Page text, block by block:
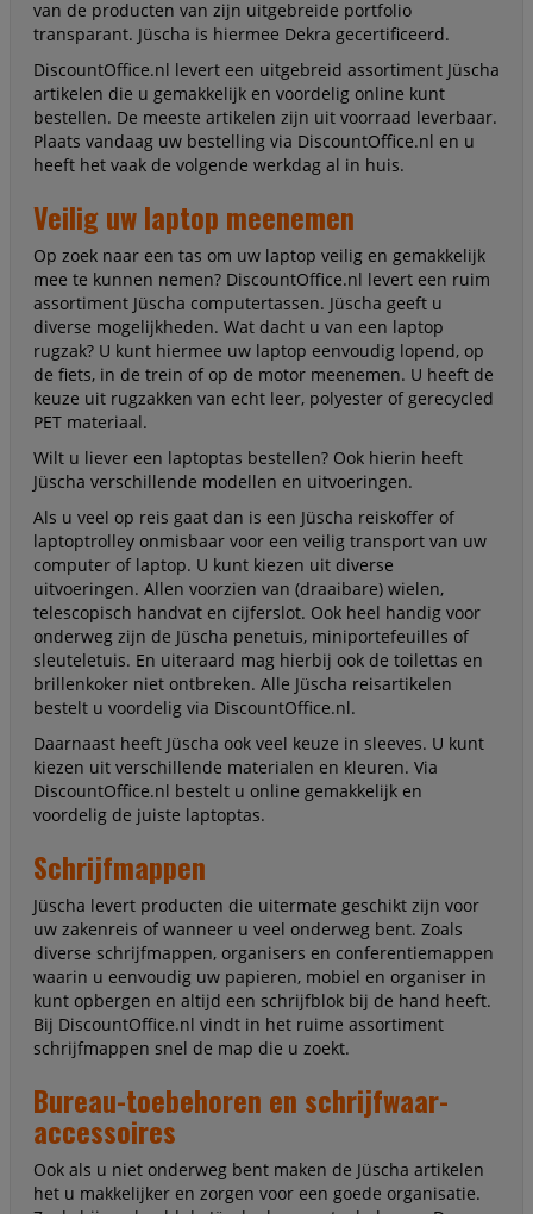
van de producten van zijn uitgebreide portfolio
transparant. Jüscha is hiermee Dekra gecertificeerd.
DiscountOffice.nl levert een uitgebreid assortiment Jüscha
artikelen die u gemakkelijk en voordelig online kunt
bestellen. De meeste artikelen zijn uit voorraad leverbaar.
Plaats vandaag uw bestelling via DiscountOffice.nl en u
heeft het vaak de volgende werkdag al in huis.
Veilig uw laptop meenemen
Op zoek naar een tas om uw laptop veilig en gemakkelijk
mee te kunnen nemen? DiscountOffice.nl levert een ruim
assortiment Jüscha computertassen. Jüscha geeft u
diverse mogelijkheden. Wat dacht u van een laptop
rugzak? U kunt hiermee uw laptop eenvoudig lopend, op
de fiets, in de trein of op de motor meenemen. U heeft de
keuze uit rugzakken van echt leer, polyester of gerecycled
PET materiaal.
Wilt u liever een laptoptas bestellen? Ook hierin heeft
Jüscha verschillende modellen en uitvoeringen.
Als u veel op reis gaat dan is een Jüscha reiskoffer of
laptoptrolley onmisbaar voor een veilig transport van uw
computer of laptop. U kunt kiezen uit diverse
uitvoeringen. Allen voorzien van (draaibare) wielen,
telescopisch handvat en cijferslot. Ook heel handig voor
onderweg zijn de Jüscha penetuis, miniportefeuilles of
sleuteletuis. En uiteraard mag hierbij ook de toilettas en
brillenkoker niet ontbreken. Alle Jüscha reisartikelen
bestelt u voordelig via DiscountOffice.nl.
Daarnaast heeft Jüscha ook veel keuze in sleeves. U kunt
kiezen uit verschillende materialen en kleuren. Via
DiscountOffice.nl bestelt u online gemakkelijk en
voordelig de juiste laptoptas.
Schrijfmappen
Jüscha levert producten die uitermate geschikt zijn voor
uw zakenreis of wanneer u veel onderweg bent. Zoals
diverse schrijfmappen, organisers en conferentiemappen
waarin u eenvoudig uw papieren, mobiel en organiser in
kunt opbergen en altijd een schrijfblok bij de hand heeft.
Bij DiscountOffice.nl vindt in het ruime assortiment
schrijfmappen snel de map die u zoekt.
Bureau-toebehoren en schrijfwaar-
accessoires
Ook als u niet onderweg bent maken de Jüscha artikelen
het u makkelijker en zorgen voor een goede organisatie.